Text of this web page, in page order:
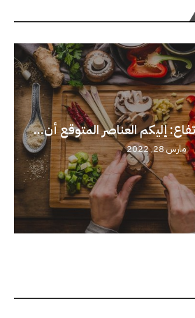
إليكم العناصر المتوقع أن...
مارس 28, 2022